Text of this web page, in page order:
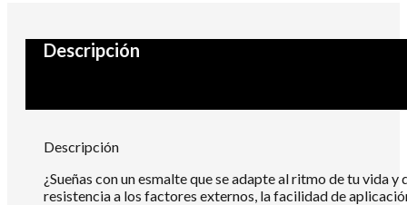
Descripción
Descripción
¿Sueñas con un esmalte que se adapte al ritmo de tu vida
resistencia a los factores externos, la facilidad de